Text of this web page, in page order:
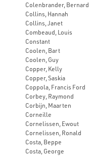
Colenbrander, Bernard
Collins, Hannah
Collins, Janet
Combeaud, Louis
Constant
Coolen, Bart
Coolen, Guy
Copper, Kelly
Copper, Saskia
Coppola, Francis Ford
Corbey, Raymond
Corbijn, Maarten
Corneille
Cornelissen, Ewout
Cornelissen, Ronald
Costa, Beppe
Costa, George